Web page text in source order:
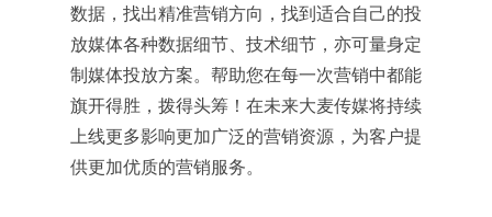
数据，找出精准营销方向，找到适合自己的投
放媒体各种数据细节、技术细节，亦可量身定
制媒体投放方案。帮助您在每一次营销中都能
旗开得胜，拨得头筹！在未来大麦传媒将持续
上线更多影响更加广泛的营销资源，为客户提
供更加优质的营销服务。